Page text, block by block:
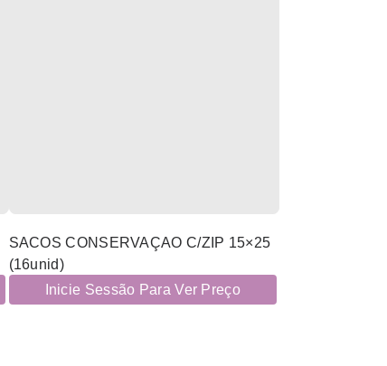
SACOS CONSERVAÇAO C/ZIP 15×25
(16unid)
Inicie Sessão Para Ver Preço